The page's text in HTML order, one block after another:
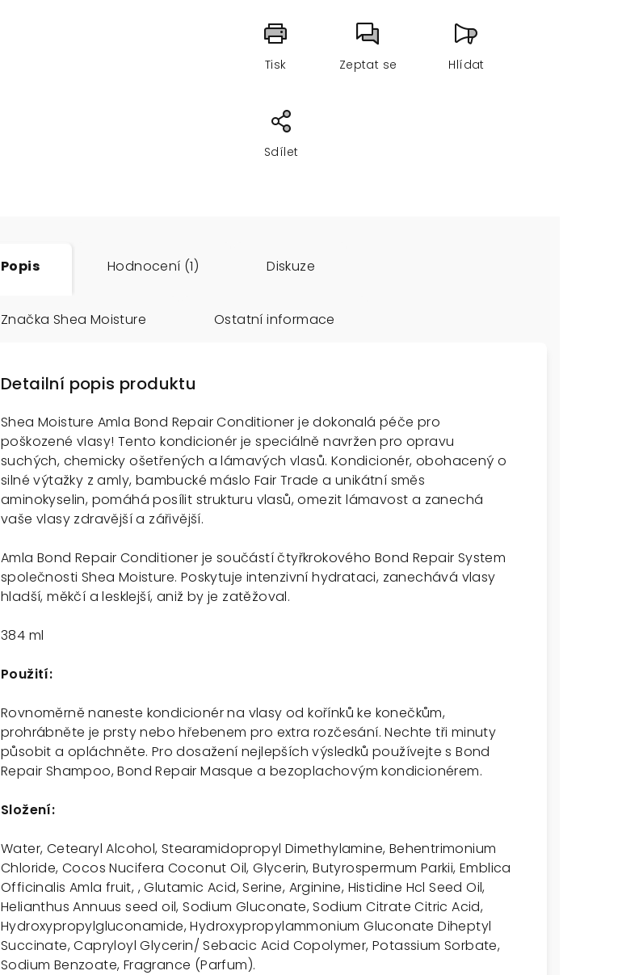
Tisk Zeptat se Hlídat
Sdílet
Popis Hodnocení (1) Diskuze
Značka Shea Moisture Ostatní informace
Detailní popis produktu
Shea Moisture Amla Bond Repair Conditioner je dokonalá péče pro
poškozené vlasy! Tento kondicionér je speciálně navržen pro opravu
suchých, chemicky ošetřených a lámavých vlasů. Kondicionér, obohacený o
silné výtažky z amly, bambucké máslo Fair Trade a unikátní směs
aminokyselin, pomáhá posílit strukturu vlasů, omezit lámavost a zanechá
vaše vlasy zdravější a zářivější.
Amla Bond Repair Conditioner je součástí čtyřkrokového Bond Repair System
společnosti Shea Moisture. Poskytuje intenzivní hydrataci, zanechává vlasy
hladší, měkčí a lesklejší, aniž by je zatěžoval.
384 ml
Použití:
Rovnoměrně naneste kondicionér na vlasy od kořínků ke konečkům,
prohrábněte je prsty nebo hřebenem pro extra rozčesání. Nechte tři minuty
působit a opláchněte. Pro dosažení nejlepších výsledků používejte s Bond
Repair Shampoo, Bond Repair Masque a bezoplachovým kondicionérem.
Složení:
Water, Cetearyl Alcohol, Stearamidopropyl Dimethylamine, Behentrimonium
Chloride, Cocos Nucifera Coconut Oil, Glycerin, Butyrospermum Parkii, Emblica
Officinalis Amla fruit, ,Glutamic Acid, Serine, Arginine, Histidine Hcl Seed Oil,
Helianthus Annuus seed oil, Sodium Gluconate, Sodium Citrate Citric Acid,
Hydroxypropylgluconamide, Hydroxypropylammonium Gluconate Diheptyl
Succinate, Capryloyl Glycerin/ Sebacic Acid Copolymer, Potassium Sorbate,
Sodium Benzoate, Fragrance (Parfum).